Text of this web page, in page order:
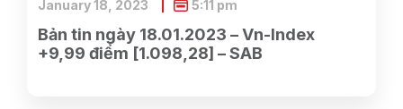
Bản tin ngày 18.01.2023 – Vn-Index
+9,99 điểm [1.098,28] – SAB
January 18, 2023 5:11 pm